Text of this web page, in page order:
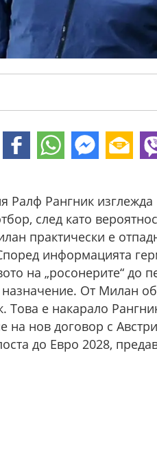
Ралф Рангник
след като
практически е
информацията
на „росонерите“ до
От Милан
Това е накарало
на нов договор с
до Евро 2028,